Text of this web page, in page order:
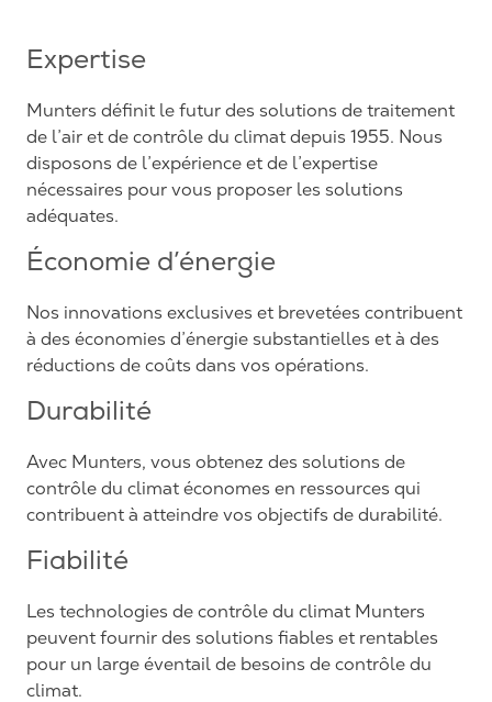
Expertise
Munters définit le futur des solutions de traitement
de l’air et de contrôle du climat depuis 1955. Nous
disposons de l’expérience et de l’expertise
nécessaires pour vous proposer les solutions
adéquates.
Économie d’énergie
Nos innovations exclusives et brevetées contribuent
à des économies d’énergie substantielles et à des
réductions de coûts dans vos opérations.
Durabilité
Avec Munters, vous obtenez des solutions de
contrôle du climat économes en ressources qui
contribuent à atteindre vos objectifs de durabilité.
Fiabilité
Les technologies de contrôle du climat Munters
peuvent fournir des solutions fiables et rentables
pour un large éventail de besoins de contrôle du
climat.